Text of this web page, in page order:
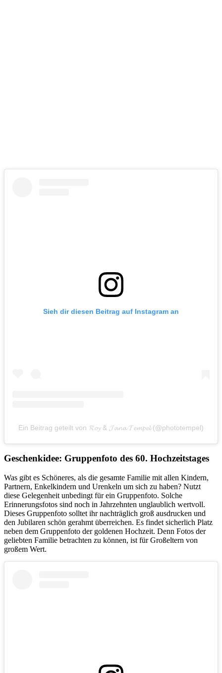
Sieh dir diesen Beitrag auf Instagram an
Ein Beitrag geteilt von 𝓡𝓸𝔂 & 𝓙𝓪𝓷𝓪 𝓣𝓮𝓶𝓹𝓮𝓵 (@phototempel)
Geschenkidee: Gruppenfoto des 60. Hochzeitstages
Was gibt es Schöneres, als die gesamte Familie mit allen Kindern,
Partnern, Enkelkindern und Urenkeln um sich zu haben? Nutzt
diese Gelegenheit unbedingt für ein Gruppenfoto. Solche
Erinnerungsfotos sind noch in Jahrzehnten unglaublich wertvoll.
Dieses Gruppenfoto solltet ihr nachträglich groß ausdrucken und
den Jubilaren schön gerahmt überreichen. Es findet sicherlich Platz
neben dem Gruppenfoto der goldenen Hochzeit. Denn Fotos der
geliebten Familie betrachten zu können, ist für Großeltern von
großem Wert.